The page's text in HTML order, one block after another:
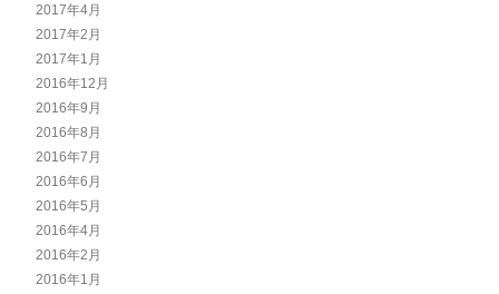
2017年4月
2017年2月
2017年1月
2016年12月
2016年9月
2016年8月
2016年7月
2016年6月
2016年5月
2016年4月
2016年2月
2016年1月